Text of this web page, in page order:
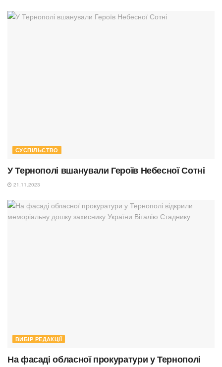
СУСПІЛЬСТВО
У Тернополі вшанували Героїв Небесної Сотні
21.11.2023
ВИБІР РЕДАКЦІЇ
На фасаді обласної прокуратури у Тернополі